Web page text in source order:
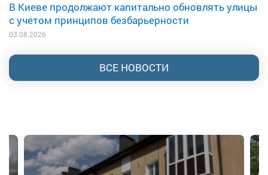
В Киеве продолжают капитально обновлять улицы
с учетом принципов безбарьерности
03.08.2026
ВСЕ НОВОСТИ